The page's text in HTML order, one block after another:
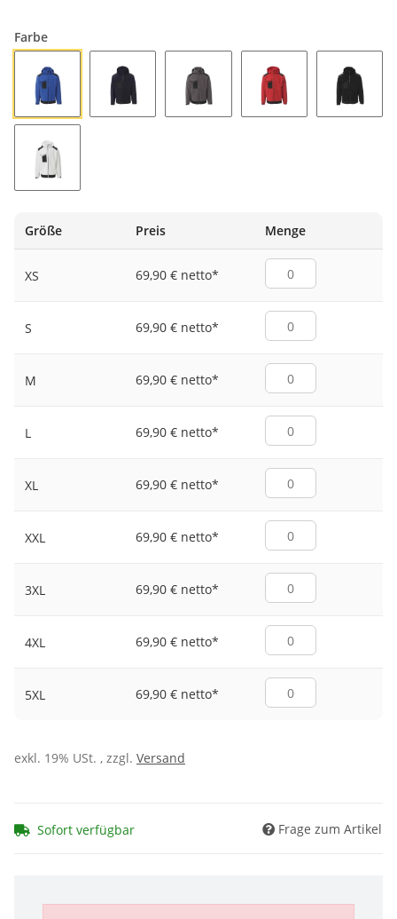
Farbe
KÖNIGSBLAU/SCHWARZ
Größe
Preis Menge
XS 69,90 € netto*
S 69,90 € netto*
M 69,90 € netto*
L 69,90 € netto*
XL 69,90 € netto*
XXL 69,90 € netto*
3XL 69,90 € netto*
4XL 69,90 € netto*
5XL 69,90 € netto*
exkl. 19% USt. , zzgl. Versand
Sofort verfügbar Frage zum Artikel